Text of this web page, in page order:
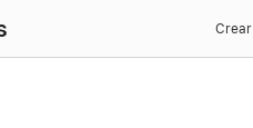
Crear